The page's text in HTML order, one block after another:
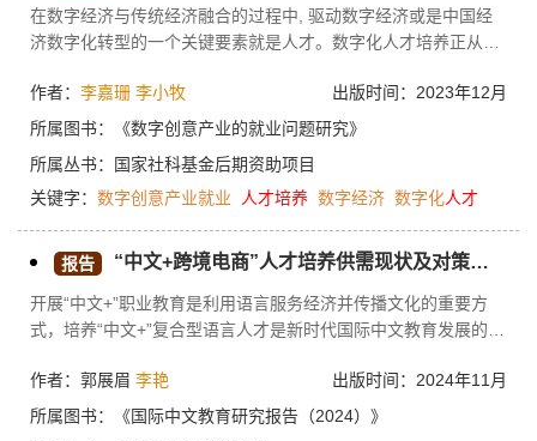
在数字经济与传统经济融合的过程中, 驱动数字经济或是中国经
济数字化转型的一个关键要素就是人才。数字化人才培养正从学
人才培养的目标亦从服务数字经济转变为支撑引领数字经济发
展。
出版时间：2023年12月
作者： 李嘉珊 李小牧
所属图书：
《数字创意产业的就业问题研究》
所属丛书：
国家社科基金后期资助项目
关键字： 数字创意产业就业 人才培养 数字经济 数字化人才
报告 “中文+跨境电商”人才培养供需现状及对策分析（2024）
开展“中文+”职业教育是利用语言服务经济并传播文化的重要方
式，培养“中文+”复合型语言人才是新时代国际中文教育发展的重
时，还存在应用场景的差异，如商贸场景需求、留学场景需求
等。本文旨在对“中文+跨境电商”人才的培养现状及需求状况进行
出版时间：2024年11月
作者：郭展眉 李艳
所属图书：
《国际中文教育研究报告（2024）》